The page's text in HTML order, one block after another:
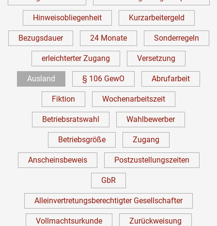
Hinweisobliegenheit Kurzarbeitergeld
Bezugsdauer 24 Monate Sonderregeln
erleichterter Zugang Versetzung
Ausland § 106 GewO Abrufarbeit
Fiktion Wochenarbeitszeit
Betriebsratswahl Wahlbewerber
Betriebsgröße Zugang
Anscheinsbeweis Postzustellungszeiten
GbR
Alleinvertretungsberechtigter Gesellschafter
Vollmachtsurkunde Zurückweisung